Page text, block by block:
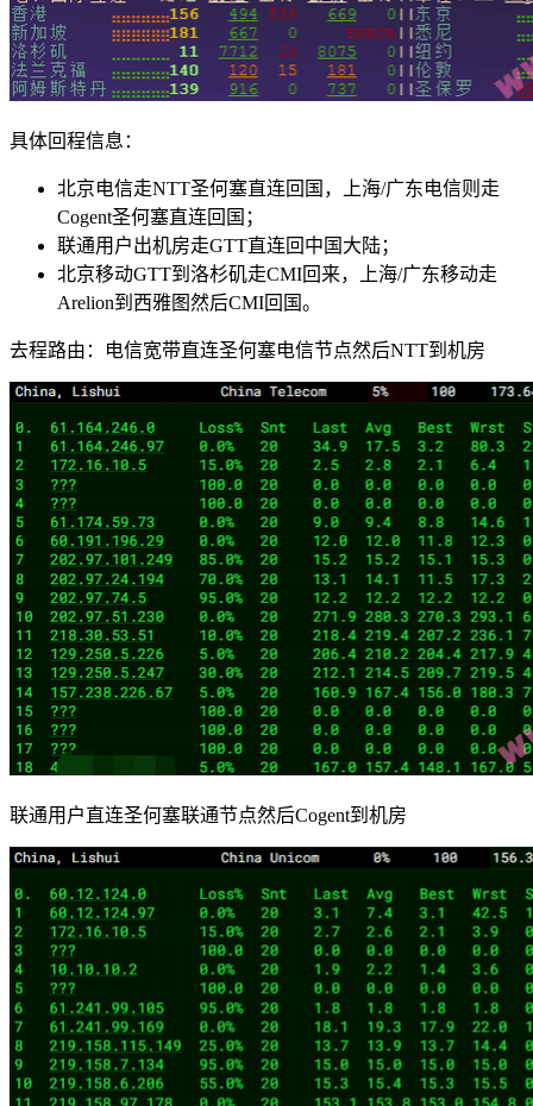
具体回程信息：
北京电信走NTT圣何塞直连回国，上海/广东电信则走
Cogent圣何塞直连回国；
联通用户出机房走GTT直连回中国大陆；
北京移动GTT到洛杉矶走CMI回来，上海/广东移动走
Arelion到西雅图然后CMI回国。
去程路由：电信宽带直连圣何塞电信节点然后NTT到机房
联通用户直连圣何塞联通节点然后Cogent到机房